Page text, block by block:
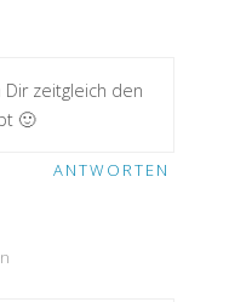
zeitgleich den
🙂
ANTWORTEN